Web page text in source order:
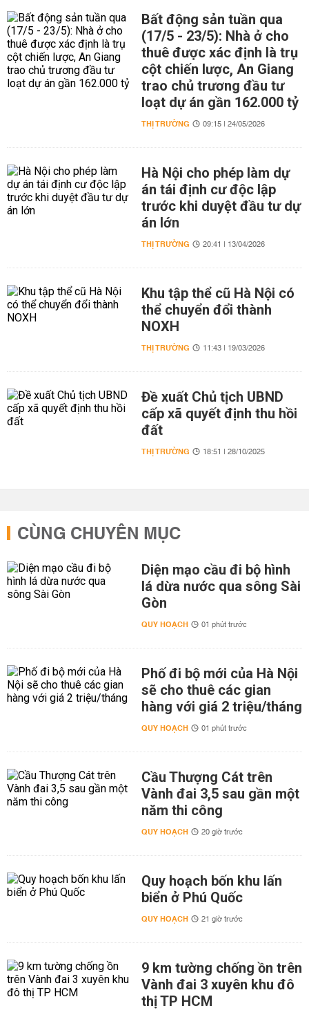
Bất động sản tuần qua
(17/5 - 23/5): Nhà ở cho
thuê được xác định là trụ
cột chiến lược, An Giang
trao chủ trương đầu tư
loạt dự án gần 162.000 tỷ
THỊ TRƯỜNG 09:15 | 24/05/2026
Hà Nội cho phép làm dự
án tái định cư độc lập
trước khi duyệt đầu tư dự
án lớn
THỊ TRƯỜNG 20:41 | 13/04/2026
Khu tập thể cũ Hà Nội có
thể chuyển đổi thành
NOXH
THỊ TRƯỜNG 11:43 | 19/03/2026
Đề xuất Chủ tịch UBND
cấp xã quyết định thu hồi
đất
THỊ TRƯỜNG 18:51 | 28/10/2025
CÙNG CHUYÊN MỤC
Diện mạo cầu đi bộ hình
lá dừa nước qua sông Sài
Gòn
QUY HOẠCH 01 phút trước
Phố đi bộ mới của Hà Nội
sẽ cho thuê các gian
hàng với giá 2 triệu/tháng
QUY HOẠCH 01 phút trước
Cầu Thượng Cát trên
Vành đai 3,5 sau gần một
năm thi công
QUY HOẠCH 20 giờ trước
Quy hoạch bốn khu lấn
biển ở Phú Quốc
QUY HOẠCH 21 giờ trước
9 km tường chống ồn trên
Vành đai 3 xuyên khu đô
thị TP HCM